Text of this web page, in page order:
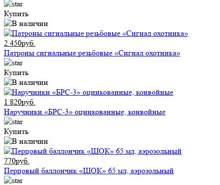
Купить
2 450руб.
Патроны сигнальные резьбовые «Сигнал охотника»
Купить
1 820руб.
Наручники «БРС-3» оцинкованные, конвойные
Купить
770руб.
Перцовый баллончик «ШОК» 65 мл, аэрозольный